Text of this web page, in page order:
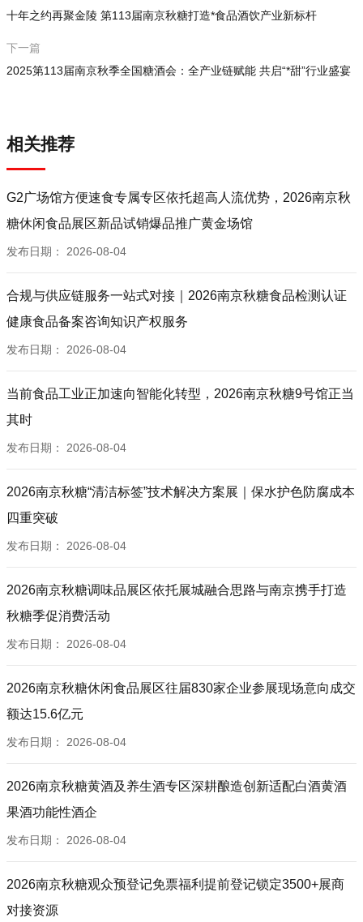
十年之约再聚金陵 第113届南京秋糖打造*食品酒饮产业新标杆
下一篇
2025第113届南京秋季全国糖酒会：全产业链赋能 共启“*甜”行业盛宴
相关推荐
G2广场馆方便速食专属专区依托超高人流优势，2026南京秋
糖休闲食品展区新品试销爆品推广黄金场馆
发布日期： 2026-08-04
合规与供应链服务一站式对接｜2026南京秋糖食品检测认证
健康食品备案咨询知识产权服务
发布日期： 2026-08-04
当前食品工业正加速向智能化转型，2026南京秋糖9号馆正当
其时
发布日期： 2026-08-04
2026南京秋糖“清洁标签”技术解决方案展｜保水护色防腐成本
四重突破
发布日期： 2026-08-04
2026南京秋糖调味品展区依托展城融合思路与南京携手打造
秋糖季促消费活动
发布日期： 2026-08-04
2026南京秋糖休闲食品展区往届830家企业参展现场意向成交
额达15.6亿元
发布日期： 2026-08-04
2026南京秋糖黄酒及养生酒专区深耕酿造创新适配白酒黄酒
果酒功能性酒企
发布日期： 2026-08-04
2026南京秋糖观众预登记免票福利提前登记锁定3500+展商
对接资源